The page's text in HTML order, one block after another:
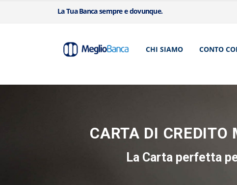
La Tua Banca sempre e dovunque.
CHI SIAMO CONTO
CARTA DI CREDITO
La Carta perfetta